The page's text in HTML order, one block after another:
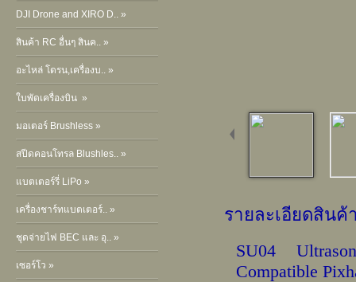
DJI Drone and XIRO D.. »
สินค้า RC อื่นๆ สินค.. »
อะไหล่ โดรน,เครื่องบ.. »
ใบพัดเครื่องบิน »
มอเตอร์ Brushless »
สปีดคอนโทรล Blushles.. »
แบตเตอร์รี่ LiPo »
เครื่องชาร์ทแบตเตอร์.. »
ชุดจ่ายไฟ BEC และ อุ.. »
เซอร์โว »
รายละเอียดสินค้
SU04
Compatible